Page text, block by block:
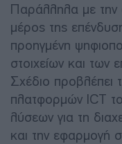
Παράλληλα με την
μέρος της
προηγμένη
στοιχείων και των
Σχέδιο προβλέπει
πλατφορμών ICT
λύσεων για τη
και την εφαρμογή